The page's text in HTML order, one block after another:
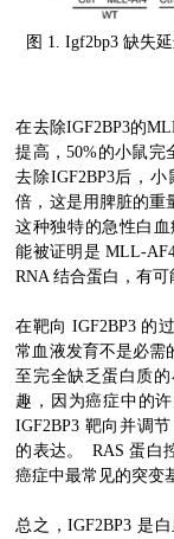
图 1. Igf2bp3 缺失
在去除IGF2BP3的
提高，50%的小鼠完
去除IGF2BP3后，
倍，这是用脾脏的重
这种独特的急性白
能被证明是 MLL-
RNA 结合蛋白，有
在靶向 IGF2BP3 的
常血液发育不是必需
至完全缺乏蛋白质
趣，因为癌症中的
IGF2BP3 靶向并调
的表达。 RAS 蛋白
癌症中最常见的突变
总之，IGF2BP3 是